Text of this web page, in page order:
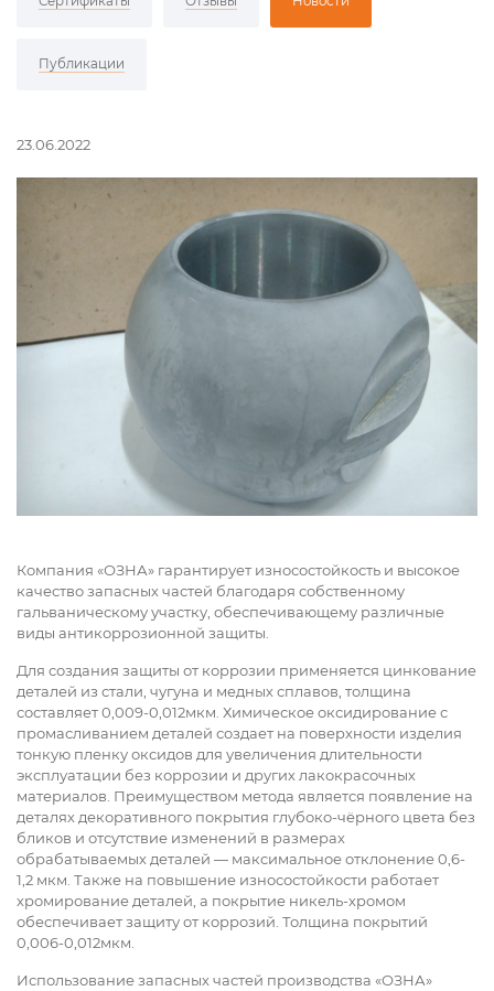
Публикации
23.06.2022
Компания «ОЗНА» гарантирует износостойкость и высокое
качество запасных частей благодаря собственному
гальваническому участку, обеспечивающему различные
виды антикоррозионной защиты.
Для создания защиты от коррозии применяется цинкование
деталей из стали, чугуна и медных сплавов, толщина
составляет 0,009-0,012мкм. Химическое оксидирование с
промасливанием деталей создает на поверхности изделия
тонкую пленку оксидов для увеличения длительности
эксплуатации без коррозии и других лакокрасочных
материалов. Преимуществом метода является появление на
деталях декоративного покрытия глубоко-чёрного цвета без
бликов и отсутствие изменений в размерах
обрабатываемых деталей — максимальное отклонение 0,6-
1,2 мкм. Также на повышение износостойкости работает
хромирование деталей, а покрытие никель-хромом
обеспечивает защиту от коррозий. Толщина покрытий
0,006-0,012мкм.
Использование запасных частей производства «ОЗНА»